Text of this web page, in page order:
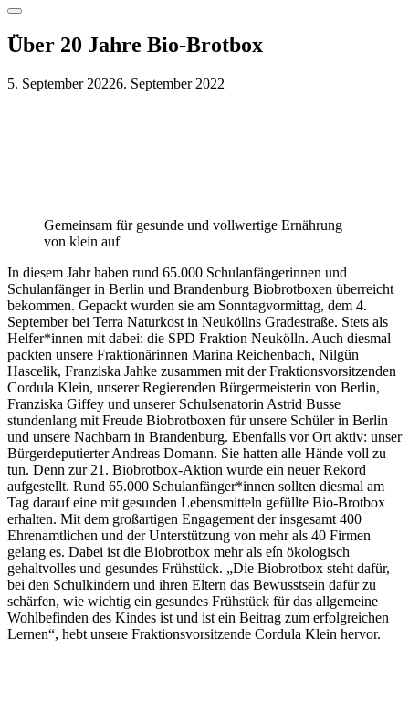
Menu
Über 20 Jahre Bio-Brotbox
5. September 20226. September 2022
Gemeinsam für gesunde und vollwertige Ernährung
von klein auf
In diesem Jahr haben rund 65.000 Schulanfängerinnen und
Schulanfänger in Berlin und Brandenburg Biobrotboxen überreicht
bekommen. Gepackt wurden sie am Sonntagvormittag, dem 4.
September bei Terra Naturkost in Neuköllns Gradestraße. Stets als
Helfer*innen mit dabei: die SPD Fraktion Neukölln. Auch diesmal
packten unsere Fraktionärinnen Marina Reichenbach, Nilgün
Hascelik, Franziska Jahke zusammen mit der Fraktionsvorsitzenden
Cordula Klein, unserer Regierenden Bürgermeisterin von Berlin,
Franziska Giffey und unserer Schulsenatorin Astrid Busse
stundenlang mit Freude Biobrotboxen für unsere Schüler in Berlin
und unsere Nachbarn in Brandenburg. Ebenfalls vor Ort aktiv: unser
Bürgerdeputierter Andreas Domann. Sie hatten alle Hände voll zu
tun. Denn zur 21. Biobrotbox-Aktion wurde ein neuer Rekord
aufgestellt. Rund 65.000 Schulanfänger*innen sollten diesmal am
Tag darauf eine mit gesunden Lebensmitteln gefüllte Bio-Brotbox
erhalten. Mit dem großartigen Engagement der insgesamt 400
Ehrenamtlichen und der Unterstützung von mehr als 40 Firmen
gelang es. Dabei ist die Biobrotbox mehr als eín ökologisch
gehaltvolles und gesundes Frühstück. „Die Biobrotbox steht dafür,
bei den Schulkindern und ihren Eltern das Bewusstsein dafür zu
schärfen, wie wichtig ein gesundes Frühstück für das allgemeine
Wohlbefinden des Kindes ist und ist ein Beitrag zum erfolgreichen
Lernen“, hebt unsere Fraktionsvorsitzende Cordula Klein hervor.